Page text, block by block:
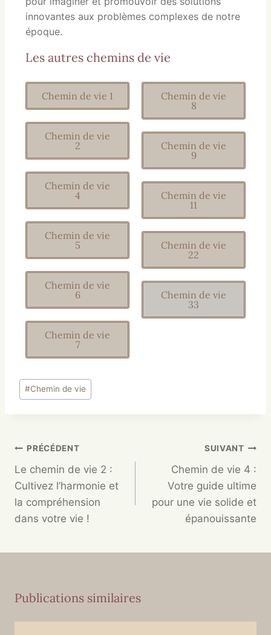
innovantes aux problèmes complexes de notre
époque.
Les autres chemins de vie
Chemin de vie 1
Chemin de vie
2
Chemin de vie
4
Chemin de vie
5
Chemin de vie
6
Chemin de vie
7
Chemin de vie
8
Chemin de vie
9
Chemin de vie
11
Chemin de vie
22
Chemin de vie
33
#Chemin de vie
PRÉCÉDENT
Le chemin de vie 2 :
Cultivez l’harmonie et
la compréhension
dans votre vie !
SUIVANT
Chemin de vie 4 :
Votre guide ultime
pour une vie solide et
épanouissante
Publications similaires